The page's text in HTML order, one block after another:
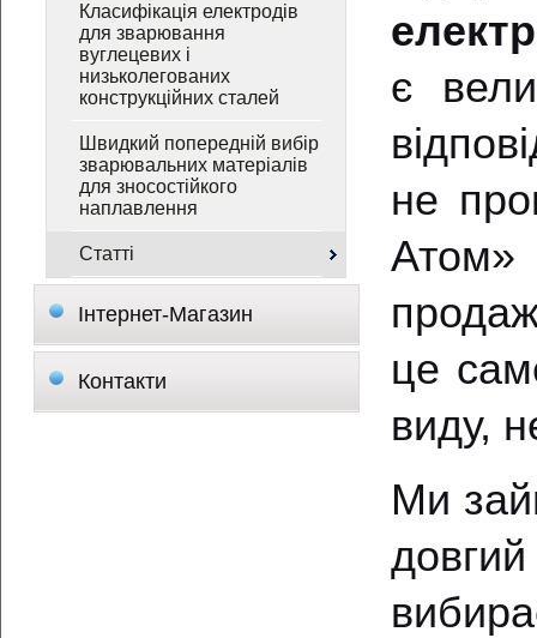
Класифікація електродів
для зварювання
вуглецевих і
низьколегованих
конструкційних сталей
Швидкий попередній вибір
зварювальних матеріалів
для зносостійкого
наплавлення
Статті
Інтернет-Магазин
Контакти
є
не
Атом»
це
виду,
Ми